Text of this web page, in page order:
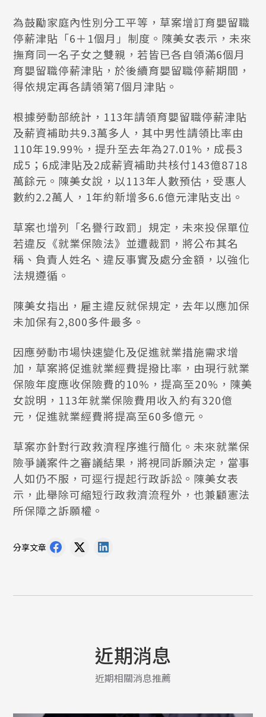
為鼓勵家庭內性別分工平等，草案增訂育嬰留職
停薪津貼「6＋1個月」制度。陳美女表示，未來
撫育同一名子女之雙親，若皆已各自領滿6個月
育嬰留職停薪津貼，於後續育嬰留職停薪期間，
得依規定再各請領第7個月津貼。
根據勞動部統計，113年請領育嬰留職停薪津貼
及薪資補助共9.3萬多人，其中男性請領比率由
110年19.99%，提升至去年為27.01%，成長3
成5；6成津貼及2成薪資補助共核付143億8718
萬餘元。陳美女說，以113年人數預估，受惠人
數約2.2萬人，1年約新增多6.6億元津貼支出。
草案也增列「名譽行政罰」規定，未來投保單位
若違反《就業保險法》並遭裁罰，將公布其名
稱、負責人姓名、違反事實及處分金額，以強化
法規遵循。
陳美女指出，雇主違反就保規定，去年以應加保
未加保有2,800多件最多。
因應勞動市場快速變化及促進就業措施需求增
加，草案將促進就業經費提撥比率，由現行就業
保險年度應收保險費的10%，提高至20%，陳美
女說明，113年就業保險費用收入約有320億
元，促進就業經費將提高至60多億元。
草案亦針對行政救濟程序進行簡化。未來就業保
險爭議案件之審議結果，將視同訴願決定，當事
人如仍不服，可逕行提起行政訴訟。陳美女表
示，此舉除可縮短行政救濟流程外，也兼顧憲法
所保障之訴願權。
分享文章
近期消息
近期相關消息推薦